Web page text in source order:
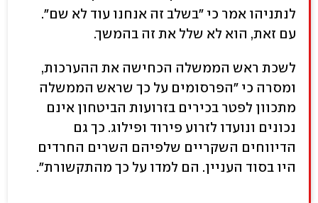
לנתניהו אמר כי "בשלב זה אנחנו עוד לא שם".
עם זאת, הוא לא שלל את זה בהמשך.
לשכת ראש הממשלה הכחישה את ההערכות,
ומסרה כי "הפרסומים על כך שראש הממשלה
מתכוון לפטר בכירים בזרועות הביטחון אינם
נכונים ונועדו לזרוע פירוד ופילוג. כך גם
הדיווחים השקריים שלפיהם השרים החרדים
היו בסוד העניין. הם למדו על כך מהתקשורת".